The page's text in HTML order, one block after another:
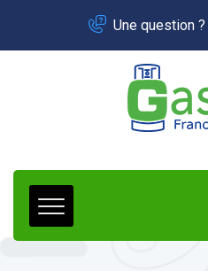
Une question ?